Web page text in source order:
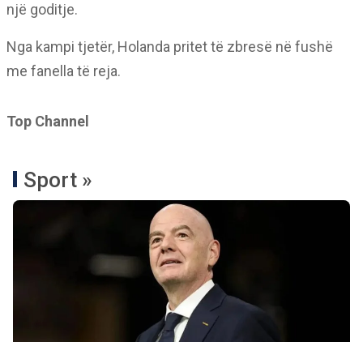
një goditje.
Nga kampi tjetër, Holanda pritet të zbresë në fushë
me fanella të reja.
Top Channel
Sport »